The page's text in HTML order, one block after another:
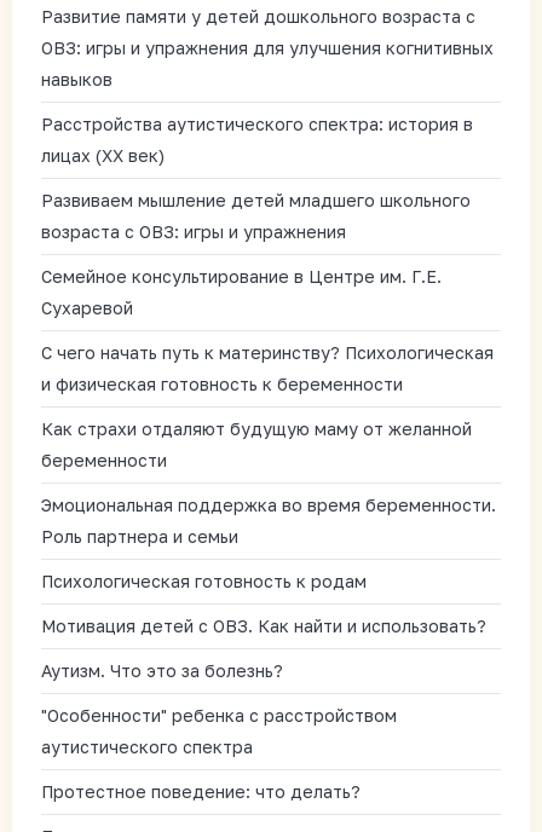
Развитие памяти у детей дошкольного возраста с
ОВЗ: игры и упражнения для улучшения когнитивных
навыков
Расстройства аутистического спектра: история в
лицах (XX век)
Развиваем мышление детей младшего школьного
возраста с ОВЗ: игры и упражнения
Семейное консультирование в Центре им. Г.Е.
Сухаревой
С чего начать путь к материнству? Психологическая
и физическая готовность к беременности
Как страхи отдаляют будущую маму от желанной
беременности
Эмоциональная поддержка во время беременности.
Роль партнера и семьи
Психологическая готовность к родам
Мотивация детей с ОВЗ. Как найти и использовать?
Аутизм. Что это за болезнь?
"Особенности" ребенка с расстройством
аутистического спектра
Протестное поведение: что делать?